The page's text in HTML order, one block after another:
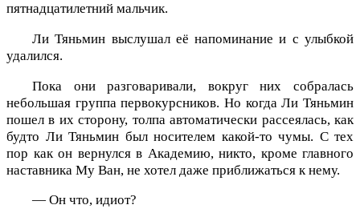
пятнадцатилетний мальчик.
Ли Тяньмин выслушал её напоминание и с улыбкой
удалился.
Пока они разговаривали, вокруг них собралась
небольшая группа первокурсников. Но когда Ли Тяньмин
пошел в их сторону, толпа автоматически рассеялась, как
будто Ли Тяньмин был носителем какой-то чумы. С тех
пор как он вернулся в Академию, никто, кроме главного
наставника Му Ван, не хотел даже приближаться к нему.
— Он что, идиот?